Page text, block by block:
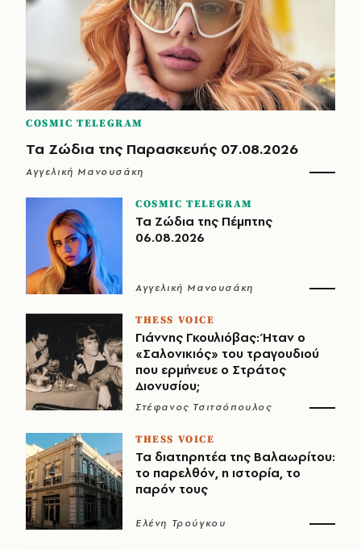
COSMIC TELEGRAM
Τα Ζώδια της Παρασκευής 07.08.2026
Αγγελική Μανουσάκη
COSMIC TELEGRAM
Τα Ζώδια της Πέμπτης
06.08.2026
Αγγελική Μανουσάκη
THESS VOICE
Γιάννης Γκουλιόβας: Ήταν ο
«Σαλονικιός» του τραγουδιού
που ερμήνευε ο Στράτος
Διονυσίου;
Στέφανος Τσιτσόπουλος
THESS VOICE
Τα διατηρητέα της Βαλαωρίτου:
το παρελθόν, η ιστορία, το
παρόν τους
Ελένη Τρούγκου